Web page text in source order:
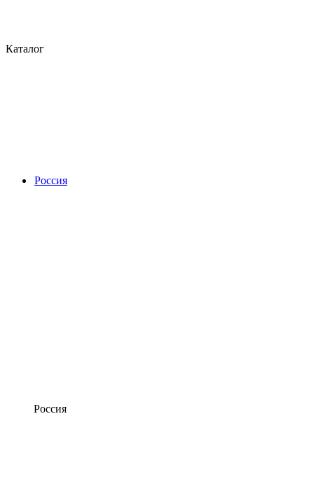
Каталог
Россия
Россия